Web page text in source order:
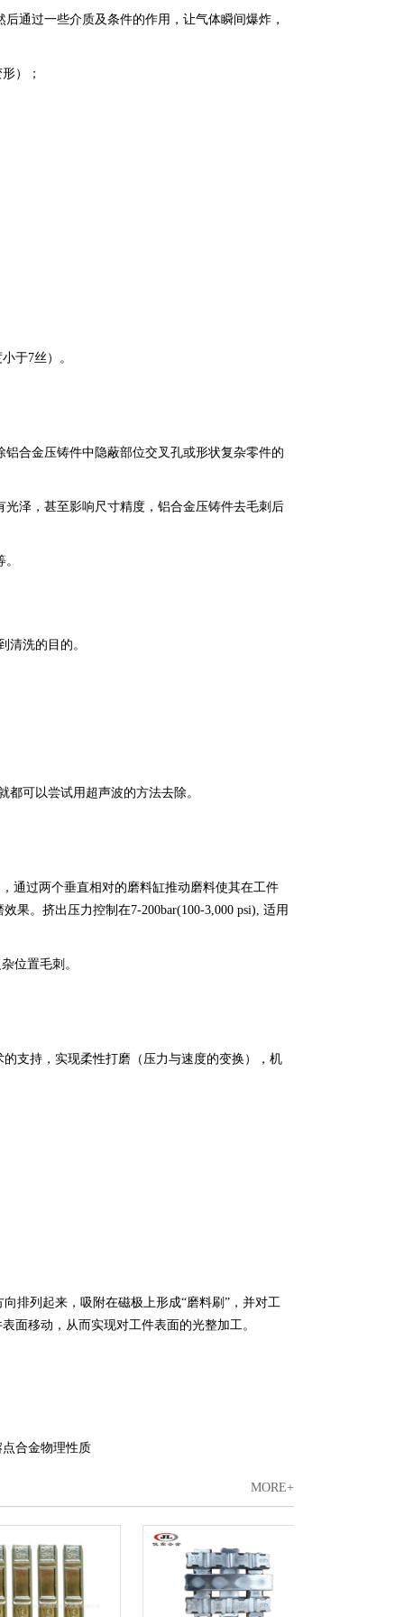
通过一些介质及条件的作用，让气体瞬间爆炸，
）；
于7丝）。
合金压铸件中隐蔽部位交叉孔或形状复杂零件的
泽，甚至影响尺寸精度，铝合金压铸件去毛刺后
洗的目的。
可以尝试用超声波的方法去除。
过两个垂直相对的磨料缸推动磨料使其在工件
果。挤出压力控制在7-200bar(100-3,000 psi), 适用
位置毛刺。
支持，实现柔性打磨（压力与速度的变换），机
列起来，吸附在磁极上形成“磨料刷”，并对工
面移动，从而实现对工件表面的光整加工。
点合金物理性质
MORE+